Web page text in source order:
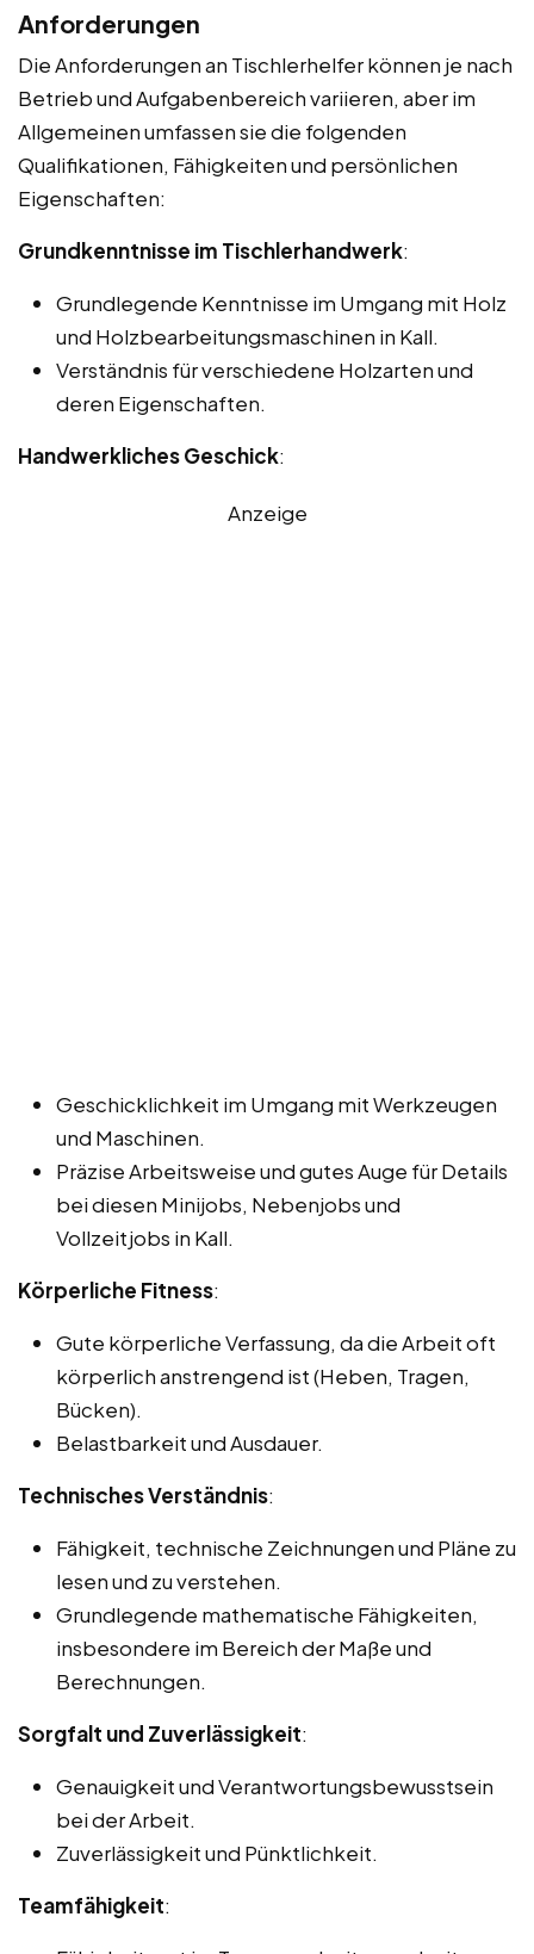
Anforderungen
Die Anforderungen an Tischlerhelfer können je nach
Betrieb und Aufgabenbereich variieren, aber im
Allgemeinen umfassen sie die folgenden
Qualifikationen, Fähigkeiten und persönlichen
Eigenschaften:
Grundkenntnisse im Tischlerhandwerk:
Grundlegende Kenntnisse im Umgang mit Holz
und Holzbearbeitungsmaschinen in Kall.
Verständnis für verschiedene Holzarten und
deren Eigenschaften.
Handwerkliches Geschick:
Anzeige
Geschicklichkeit im Umgang mit Werkzeugen
und Maschinen.
Präzise Arbeitsweise und gutes Auge für Details
bei diesen Minijobs, Nebenjobs und
Vollzeitjobs in Kall.
Körperliche Fitness:
Gute körperliche Verfassung, da die Arbeit oft
körperlich anstrengend ist (Heben, Tragen,
Bücken).
Belastbarkeit und Ausdauer.
Technisches Verständnis:
Fähigkeit, technische Zeichnungen und Pläne zu
lesen und zu verstehen.
Grundlegende mathematische Fähigkeiten,
insbesondere im Bereich der Maße und
Berechnungen.
Sorgfalt und Zuverlässigkeit:
Genauigkeit und Verantwortungsbewusstsein
bei der Arbeit.
Zuverlässigkeit und Pünktlichkeit.
Teamfähigkeit: